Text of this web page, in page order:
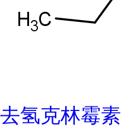
去氢克林霉素